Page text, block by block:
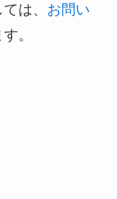
は、 お問い
。